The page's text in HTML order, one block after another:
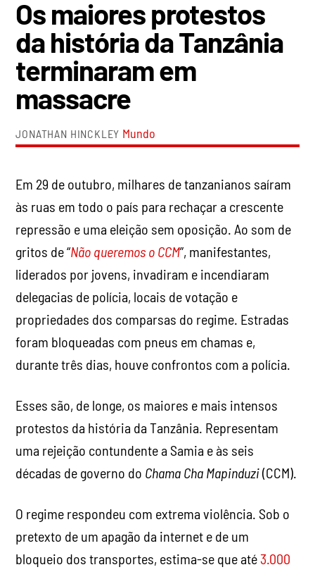
Os maiores protestos
da história da Tanzânia
terminaram em
massacre
JONATHAN HINCKLEY Mundo
Em 29 de outubro, milhares de tanzanianos saíram
às ruas em todo o país para rechaçar a crescente
repressão e uma eleição sem oposição. Ao som de
gritos de “Não queremos o CCM”, manifestantes,
liderados por jovens, invadiram e incendiaram
delegacias de polícia, locais de votação e
propriedades dos comparsas do regime. Estradas
foram bloqueadas com pneus em chamas e,
durante três dias, houve confrontos com a polícia.
Esses são, de longe, os maiores e mais intensos
protestos da história da Tanzânia. Representam
uma rejeição contundente a Samia e às seis
décadas de governo do Chama Cha Mapinduzi(CCM).
O regime respondeu com extrema violência. Sob o
pretexto de um apagão da internet e de um
bloqueio dos transportes, estima-se que até 3.000